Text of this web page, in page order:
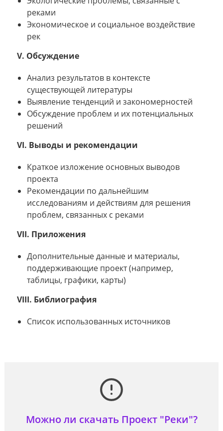
реками
Экономическое и социальное воздействие
рек
V. Обсуждение
Анализ результатов в контексте
существующей литературы
Выявление тенденций и закономерностей
Обсуждение проблем и их потенциальных
решений
VI. Выводы и рекомендации
Краткое изложение основных выводов
проекта
Рекомендации по дальнейшим
исследованиям и действиям для решения
проблем, связанных с реками
VII. Приложения
Дополнительные данные и материалы,
поддерживающие проект (например,
таблицы, графики, карты)
VIII. Библиография
Список использованных источников
Можно ли скачать Проект "Реки"?